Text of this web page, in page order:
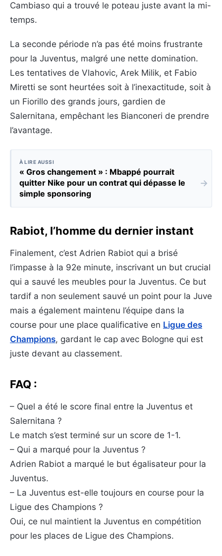
Cambiaso qui a trouvé le poteau juste avant la mi-
temps.
La seconde période n’a pas été moins frustrante
pour la Juventus, malgré une nette domination.
Les tentatives de Vlahovic, Arek Milik, et Fabio
Miretti se sont heurtées soit à l’inexactitude, soit à
un Fiorillo des grands jours, gardien de
Salernitana, empêchant les Bianconeri de prendre
l’avantage.
À LIRE AUSSI
« Gros changement » : Mbappé pourrait
quitter Nike pour un contrat qui dépasse le
simple sponsoring
→
Rabiot, l’homme du dernier instant
Finalement, c’est Adrien Rabiot qui a brisé
l’impasse à la 92e minute, inscrivant un but crucial
qui a sauvé les meubles pour la Juventus. Ce but
tardif a non seulement sauvé un point pour la Juve
mais a également maintenu l’équipe dans la
course pour une place qualificative en Ligue des
Champions, gardant le cap avec Bologne qui est
juste devant au classement.
FAQ :
– Quel a été le score final entre la Juventus et
Salernitana ?
Le match s’est terminé sur un score de 1-1.
– Qui a marqué pour la Juventus ?
Adrien Rabiot a marqué le but égalisateur pour la
Juventus.
– La Juventus est-elle toujours en course pour la
Ligue des Champions ?
Oui, ce nul maintient la Juventus en compétition
pour les places de Ligue des Champions.